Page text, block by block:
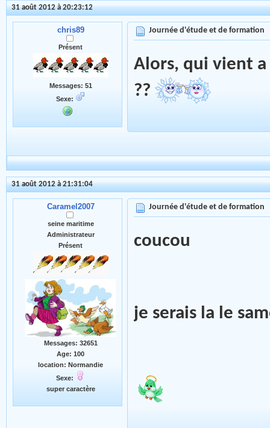
31 août 2012 à 20:23:12
chris89
Présent
Messages: 51
Sexe:
Journée d'étude et de formation
Alors, qui vient
??
31 août 2012 à 21:31:04
Caramel2007
seine maritime
Administrateur
Présent
Messages: 32651
Age: 100
location: Normandie
Sexe:
super caractère
Journée d'étude et de formation
coucou
je serais la le